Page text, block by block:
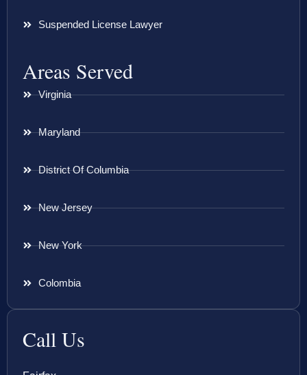
Suspended License Lawyer
Areas Served
Virginia
Maryland
District Of Columbia
New Jersey
New York
Colombia
Call Us